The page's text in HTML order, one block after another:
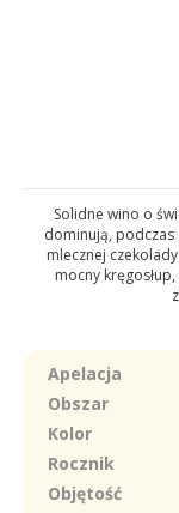
Solidne wino o
dominują, podczas
mlecznej
mocny
Apelacja
Obszar
Kolor
Rocznik
Objętość